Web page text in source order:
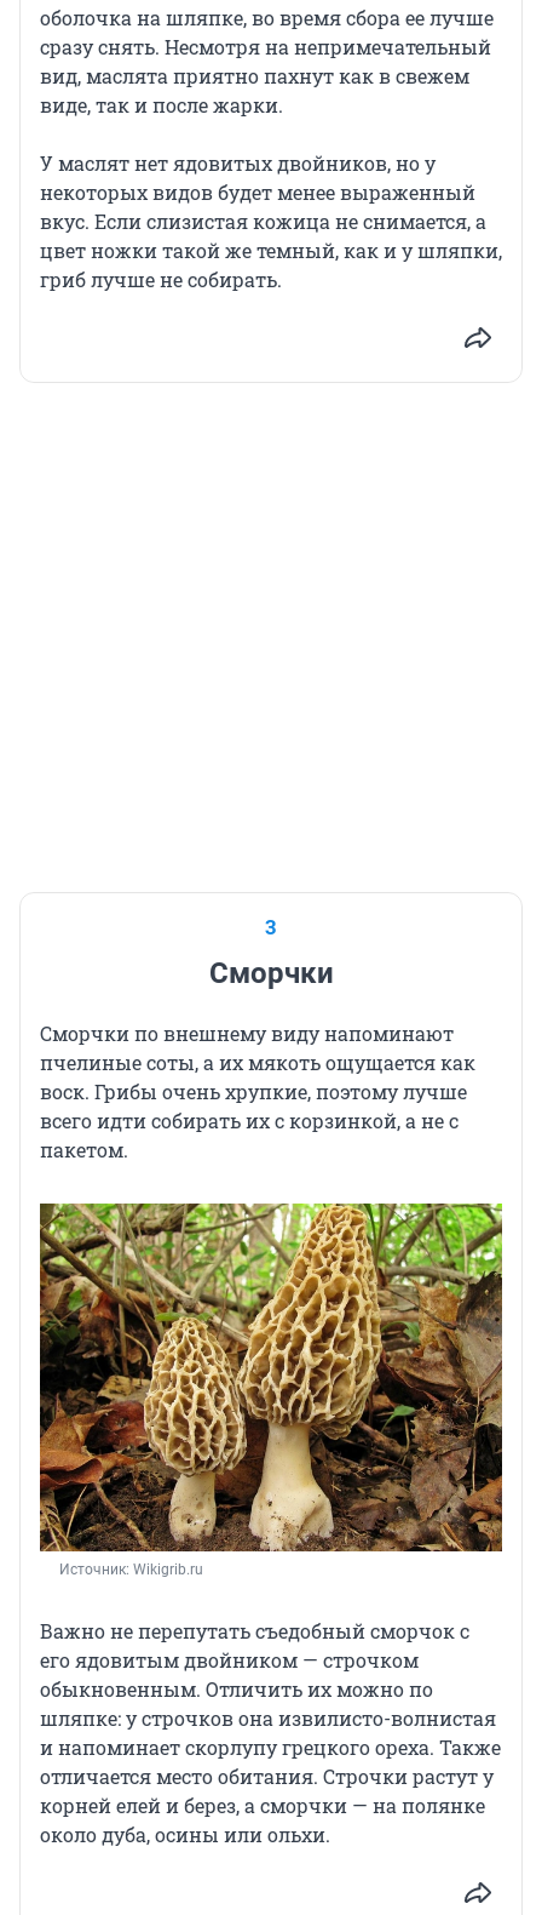
оболочка на шляпке, во время сбора ее лучше
сразу снять. Несмотря на непримечательный
вид, маслята приятно пахнут как в свежем
виде, так и после жарки.
У маслят нет ядовитых двойников, но у
некоторых видов будет менее выраженный
вкус. Если слизистая кожица не снимается, а
цвет ножки такой же темный, как и у шляпки,
гриб лучше не собирать.
3
Сморчки
Сморчки по внешнему виду напоминают
пчелиные соты, а их мякоть ощущается как
воск. Грибы очень хрупкие, поэтому лучше
всего идти собирать их с корзинкой, а не с
пакетом.
Источник: Wikigrib.ru
Важно не перепутать съедобный сморчок с
его ядовитым двойником — строчком
обыкновенным. Отличить их можно по
шляпке: у строчков она извилисто-волнистая
и напоминает скорлупу грецкого ореха. Также
отличается место обитания. Строчки растут у
корней елей и берез, а сморчки — на полянке
около дуба, осины или ольхи.